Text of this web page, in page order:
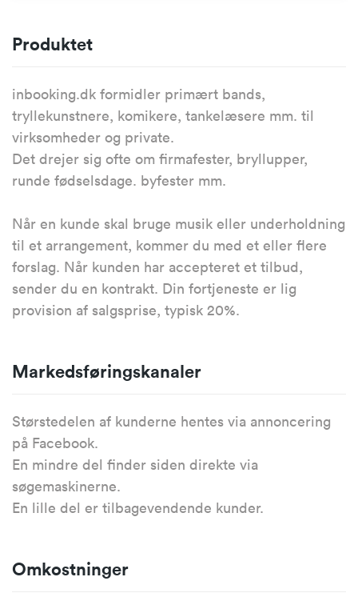
Produktet
inbooking.dk formidler primært bands,
tryllekunstnere, komikere, tankelæsere mm. til
virksomheder og private.
Det drejer sig ofte om firmafester, bryllupper,
runde fødselsdage. byfester mm.
Når en kunde skal bruge musik eller underholdning
til et arrangement, kommer du med et eller flere
forslag. Når kunden har accepteret et tilbud,
sender du en kontrakt. Din fortjeneste er lig
provision af salgsprise, typisk 20%.
Markedsføringskanaler
Størstedelen af kunderne hentes via annoncering
på Facebook.
En mindre del finder siden direkte via
søgemaskinerne.
En lille del er tilbagevendende kunder.
Omkostninger